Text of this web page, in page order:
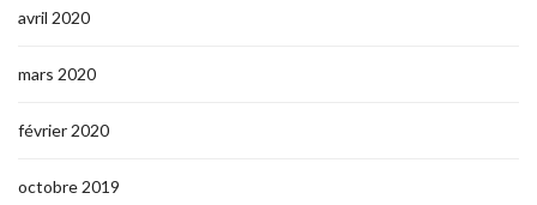
avril 2020
mars 2020
février 2020
octobre 2019